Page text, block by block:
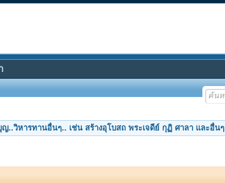
..วิหารทานอื่นๆ.. เช่น สร้างอุโบสถ พระเจดีย์ กุฏิ ศาลา และอื่นๆ